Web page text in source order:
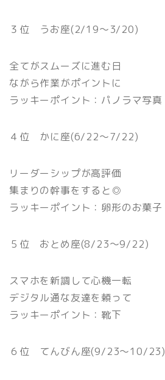
３位 うお座(2/19〜3/20)
全てがスムーズに進む日
ながら作業がポイントに
ラッキーポイント：パノラマ写真
４位 かに座(6/22〜7/22)
リーダーシップが高評価
集まりの幹事をすると◎
ラッキーポイント：卵形のお菓子
５位 おとめ座(8/23〜9/22)
スマホを新調して心機一転
デジタル通な友達を頼って
ラッキーポイント：靴下
６位 てんびん座(9/23〜10/23)